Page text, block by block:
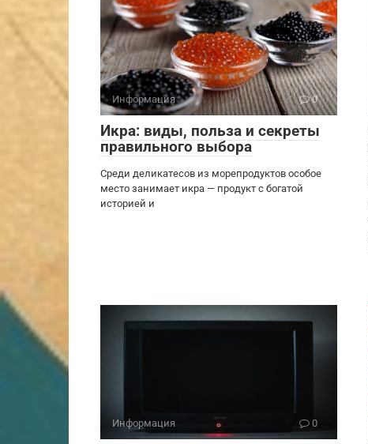
Информация 0
Икра: виды, польза и секреты
правильного выбора
Среди деликатесов из морепродуктов особое
место занимает икра — продукт с богатой
историей и
Информация 0